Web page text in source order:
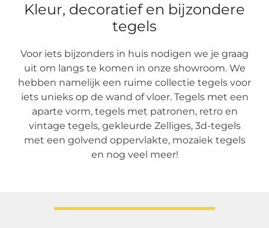
Kleur, decoratief en bijzondere
tegels
Voor iets bijzonders in huis nodigen we je graag
uit om langs te komen in onze showroom. We
hebben namelijk een ruime collectie tegels voor
iets unieks op de wand of vloer. Tegels met een
aparte vorm, tegels met patronen, retro en
vintage tegels, gekleurde Zelliges, 3d-tegels
met een golvend oppervlakte, mozaïek tegels
en nog veel meer!